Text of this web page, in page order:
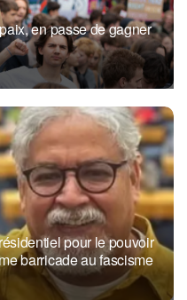
en passe de gagner
pour le pouvoir
barricade au fascisme